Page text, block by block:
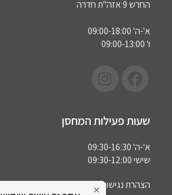
החרש 9 אזה"ת חדרה
א'-ה' 09:00-18:00
ו' 09:00-13:00
שעות פעילות המחסן
א'-ה' 09:30-16:30
שישי 09:30-12:00
הצהרת נגישות×